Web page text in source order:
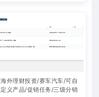
海外理财投资/赛车汽车/可自
定义产品/促销任务/三级分销